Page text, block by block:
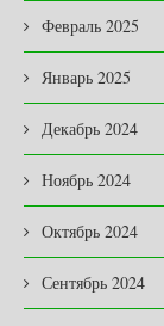
Февраль 2025
Январь 2025
Декабрь 2024
Ноябрь 2024
Октябрь 2024
Сентябрь 2024